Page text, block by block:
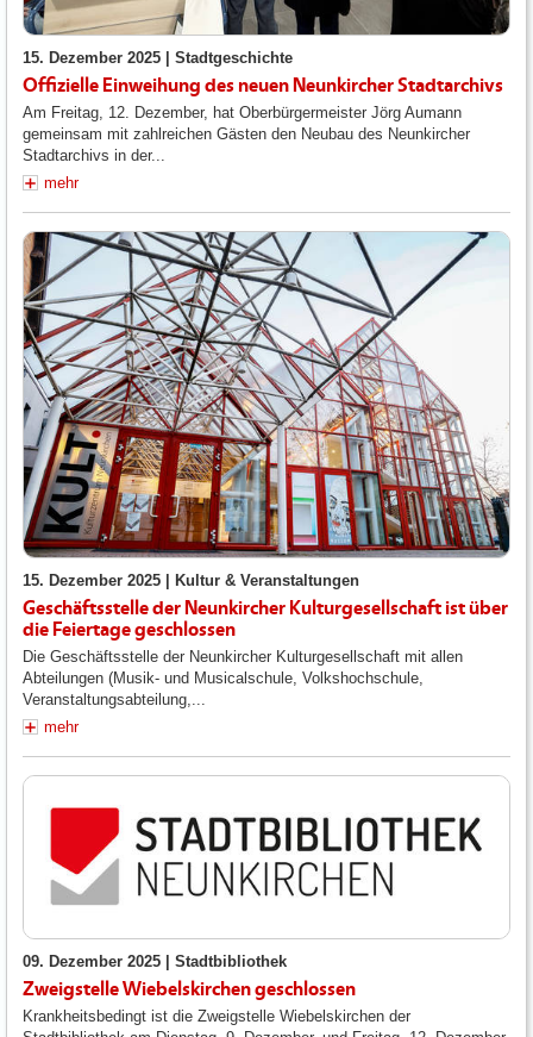
15. Dezember 2025 | Stadtgeschichte
Offizielle Einweihung des neuen Neunkircher Stadtarchivs
Am Freitag, 12. Dezember, hat Oberbürgermeister Jörg Aumann
gemeinsam mit zahlreichen Gästen den Neubau des Neunkircher
Stadtarchivs in der...
mehr
15. Dezember 2025 | Kultur & Veranstaltungen
Geschäftsstelle der Neunkircher Kulturgesellschaft ist über
die Feiertage geschlossen
Die Geschäftsstelle der Neunkircher Kulturgesellschaft mit allen
Abteilungen (Musik- und Musicalschule, Volkshochschule,
Veranstaltungsabteilung,...
mehr
09. Dezember 2025 | Stadtbibliothek
Zweigstelle Wiebelskirchen geschlossen
Krankheitsbedingt ist die Zweigstelle Wiebelskirchen der